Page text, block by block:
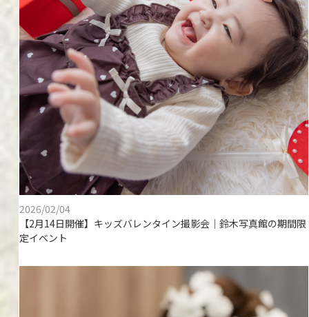
2026/02/04
【2月14日開催】キッズバレンタイン撮影会｜鈴木写真館の期間限
定イベント